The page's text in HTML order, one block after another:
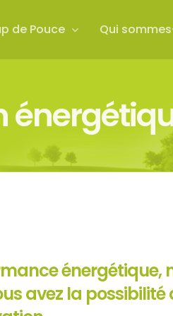
de Pouce Qui
énergétique,
avez la possibilité